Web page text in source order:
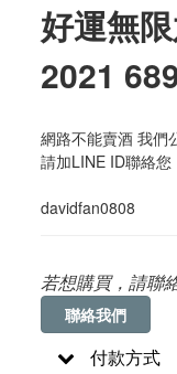
好運無
2021
網路不能賣酒 我們
請加LINE ID聯絡您
davidfan0808
若想購買，請聯
聯絡我們
付款方式